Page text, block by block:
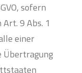
sofern
9 Abs. 1
einer
Übertragung